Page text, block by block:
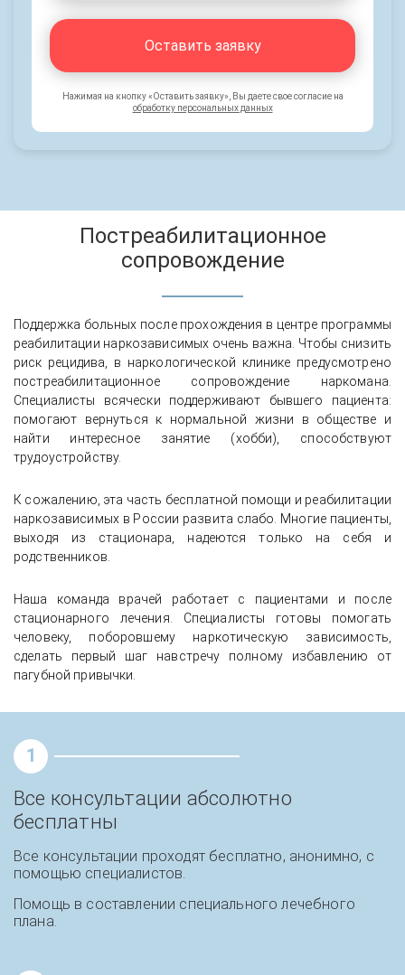
Оставить заявку
Нажимая на кнопку «Оставить заявку», Вы даете свое согласие на
обработку персональных данных
Постреабилитационное
сопровождение
Поддержка больных после прохождения в центре программы
реабилитации наркозависимых очень важна. Чтобы снизить
риск рецидива, в наркологической клинике предусмотрено
постреабилитационное сопровождение наркомана.
Специалисты всячески поддерживают бывшего пациента:
помогают вернуться к нормальной жизни в обществе и
найти интересное занятие (хобби), способствуют
трудоустройству.
К сожалению, эта часть бесплатной помощи и реабилитации
наркозависимых в России развита слабо. Многие пациенты,
выходя из стационара, надеются только на себя и
родственников.
Наша команда врачей работает с пациентами и после
стационарного лечения. Специалисты готовы помогать
человеку, поборовшему наркотическую зависимость,
сделать первый шаг навстречу полному избавлению от
пагубной привычки.
1
Все консультации абсолютно
бесплатны
Все консультации проходят бесплатно, анонимно, с
помощью специалистов.
Помощь в составлении специального лечебного
плана.